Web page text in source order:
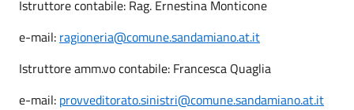
Istruttore contabile: Rag. Ernestina Monticone
e-mail: ragioneria@comune.sandamiano.at.it
Istruttore amm.vo contabile: Francesca Quaglia
e-mail: provveditorato.sinistri@comune.sandamiano.at.it